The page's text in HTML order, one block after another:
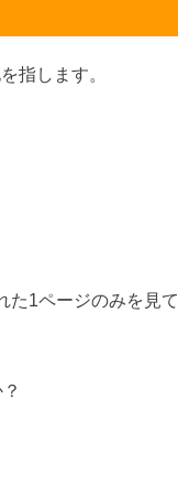
指します。
た1ページのみを見て